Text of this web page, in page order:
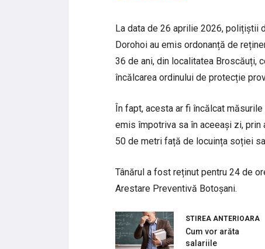
La data de 26 aprilie 2026, polițiștii
Dorohoi au emis ordonanță de
36 de ani, din localitatea Broscăuți,
încălcarea ordinului de protecție
În fapt, acesta ar fi încălcat
emis împotriva sa în aceeași zi,
50 de metri față de locuința soției
Tânărul a fost reținut pentru 24 de
Arestare Preventivă Botoșani.
STIREA ANTERIOARA
Cum vor arăta
salariile